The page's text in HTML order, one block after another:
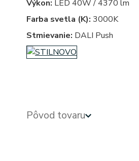
Výkon: LED 40W / 4370 lm
Farba svetla (K): 3000K
Stmievanie: DALI Push
Pôvod tovaru